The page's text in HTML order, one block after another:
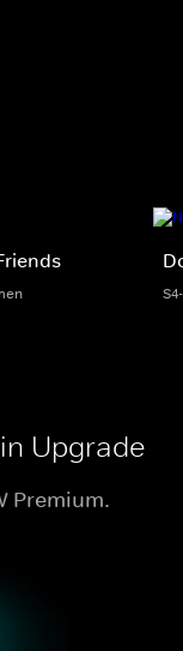
Upgrade
Premium.